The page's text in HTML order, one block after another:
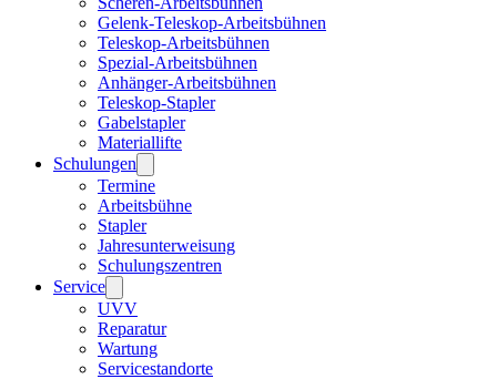
Gelenk-Teleskop-Arbeitsbühnen
Teleskop-Arbeitsbühnen
Spezial-Arbeitsbühnen
Anhänger-Arbeitsbühnen
Teleskop-Stapler
Gabelstapler
Materiallifte
Schulungen
Termine
Arbeitsbühne
Stapler
Jahresunterweisung
Schulungszentren
Service
UVV
Reparatur
Wartung
Servicestandorte